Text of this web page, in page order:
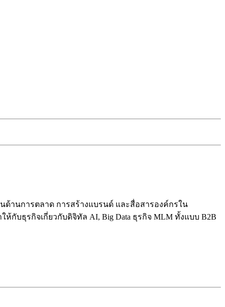
ด้านการตลาด การสร้างแบรนด์ และสื่อสารองค์กรใน
กับธุรกิจเกี่ยวกับดิจิทัล AI, Big Data ธุรกิจ MLM ทั้งแบบ B2B